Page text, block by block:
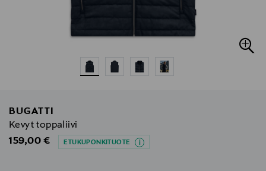
BUGATTI
Kevyt toppaliivi
Original Price
159,00 € ETUKUPONKITUOTE